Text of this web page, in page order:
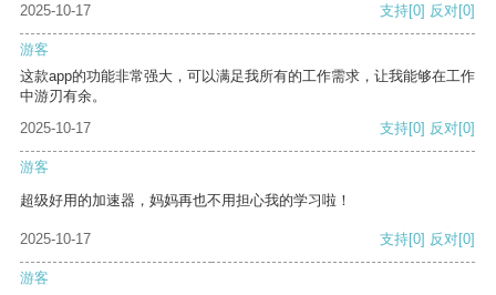
2025-10-17
支持[0] 反对[0]
游客
这款app的功能非常强大，可以满足我所有的工作需求，让我能够在工作
中游刃有余。
2025-10-17
支持[0] 反对[0]
游客
超级好用的加速器，妈妈再也不用担心我的学习啦！
2025-10-17 支持[0] 反对[0]
游客